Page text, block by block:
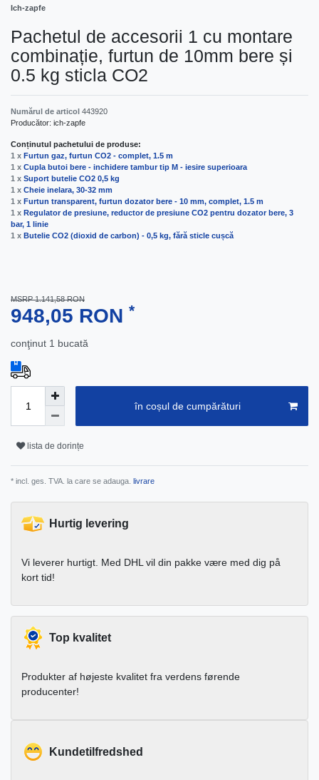
Ich-zapfe
Pachetul de accesorii 1 cu montare
combinație, furtun de 10mm bere și
0.5 kg sticla CO2
Numărul de articol 443920
Producător: ich-zapfe
Conținutul pachetului de produse:
1 x Furtun gaz, furtun CO2 - complet, 1.5 m
1 x Cupla butoi bere - inchidere tambur tip M - iesire superioara
1 x Suport butelie CO2 0,5 kg
1 x Cheie inelara, 30-32 mm
1 x Furtun transparent, furtun dozator bere - 10 mm, complet, 1.5 m
1 x Regulator de presiune, reductor de presiune CO2 pentru dozator bere, 3
bar, 1 linie
1 x Butelie CO2 (dioxid de carbon) - 0,5 kg, fără sticle cușcă
MSRP 1.141,58 RON
948,05 RON *
conţinut 1 bucată
în coșul de cumpărături
lista de dorințe
* incl. ges. TVA. la care se adauga. livrare
Hurtig levering
Vi leverer hurtigt. Med DHL vil din pakke være med dig på
kort tid!
Top kvalitet
Produkter af højeste kvalitet fra verdens førende
producenter!
Kundetilfredshed